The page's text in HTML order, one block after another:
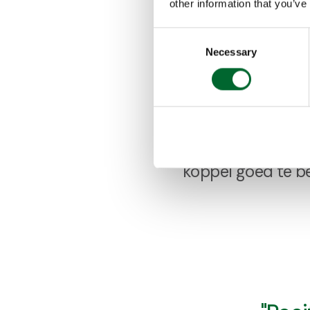
other information that
Necessary
Voor de
opfokbedrijf
boven de
een goed
Starter is
koppel goed te